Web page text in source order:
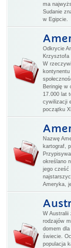
ma
Sudanie
w Egipcie.
Odkrycie
Krzysztofa
W
Beringię w
17.000 lat
cywilizacji
początku
Nazwę
kartograf,
określano
jego cześć
Ameryka,
W Australii
rodzajów
domem
świecie.
populacja